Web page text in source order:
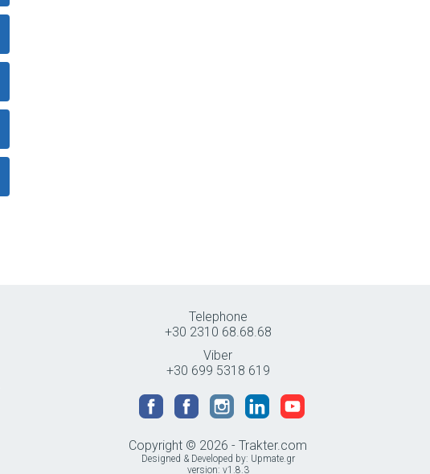
Telephone
+30 2310 68.68.68
Viber
+30 699 5318 619
Copyright © 2026 - Trakter.com
Designed & Developed by: Upmate.gr
version: v1.8.3